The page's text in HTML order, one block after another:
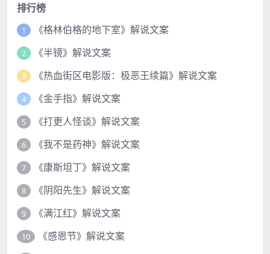
排行榜
1 《格林伯格的地下室》解说文案
2 《半镜》解说文案
3 《热血街区电影版：极恶王续篇》解说文案
4 《金手指》解说文案
5 《打更人怪谈》解说文案
6 《我不是药神》解说文案
7 《康斯坦丁》解说文案
8 《阴阳先生》解说文案
9 《满江红》解说文案
10 《感恩节》解说文案